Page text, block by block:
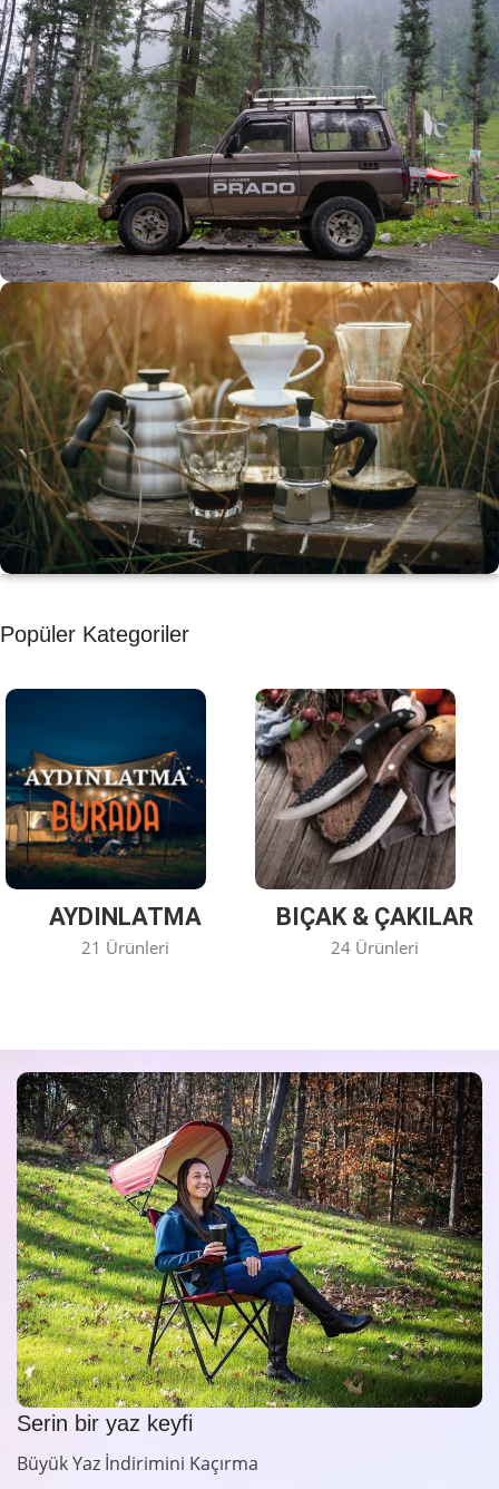
0
Günler
00
Hr
00
Min
00
SSK
Alışverişe Başla
ARAÇ AKSESUARLARI
SATIŞ VE MONTAJ
Keşfet
KAHVE KEYFİ
Kahvemizi Denediniz mi ?
Keşfet
Popüler Kategoriler
AYDINLATMA
21 Ürünleri
BIÇAK & ÇAKILAR
24 Ürünleri
Serin bir yaz keyfi
Büyük Yaz İndirimini Kaçırma